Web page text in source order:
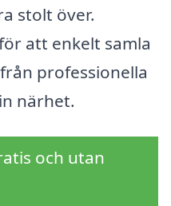
stolt över.
att enkelt samla
professionella
närhet.
och utan